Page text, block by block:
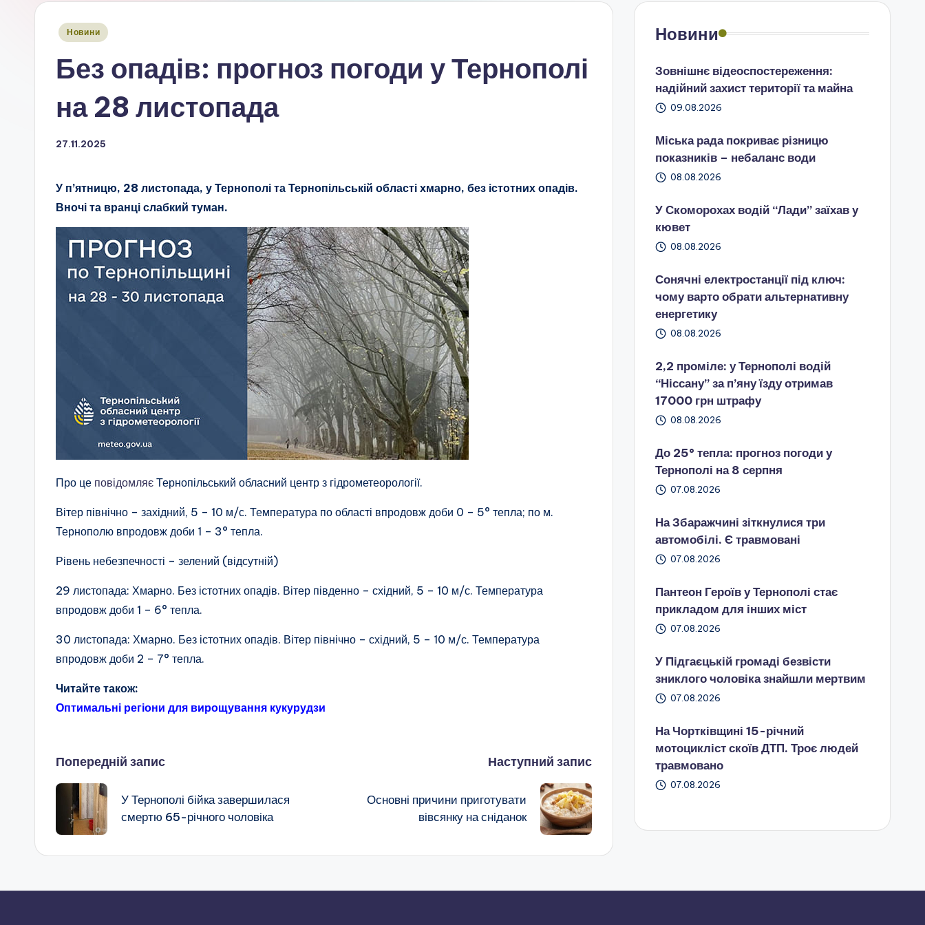
Опубліковано
Новини
Без опадів: прогноз погоди у Тернополі
на 28 листопада
27.11.2025
У п’ятницю, 28 листопада, у Тернополі та Тернопільській області хмарно, без істотних опадів.
Вночі та вранці слабкий туман.
Про це повідомляє Тернопільський обласний центр з гідрометеорології.
Вітер північно – західний, 5 – 10 м/с. Температура по області впродовж доби 0 – 5° тепла; по м.
Тернополю впродовж доби 1 – 3° тепла.
Рівень небезпечності – зелений (відсутній)
29 листопада: Хмарно. Без істотних опадів. Вітер південно – східний, 5 – 10 м/с. Температура
впродовж доби 1 – 6° тепла.
30 листопада: Хмарно. Без істотних опадів. Вітер північно – східний, 5 – 10 м/с. Температура
впродовж доби 2 – 7° тепла.
Читайте також:
Оптимальні регіони для вирощування кукурудзи
Навігація
по
запису
Попередній запис
У Тернополі бійка завершилася
смертю 65-річного чоловіка
Наступний запис
Основні причини приготувати
вівсянку на сніданок
Новини
Зовнішнє відеоспостереження:
надійний захист території та майна
09.08.2026
Міська рада покриває різницю
показників – небаланс води
08.08.2026
У Скоморохах водій “Лади” заїхав у
кювет
08.08.2026
Сонячні електростанції під ключ:
чому варто обрати альтернативну
енергетику
08.08.2026
2,2 проміле: у Тернополі водій
“Ніссану” за п’яну їзду отримав
17000 грн штрафу
08.08.2026
До 25° тепла: прогноз погоди у
Тернополі на 8 серпня
07.08.2026
На Збаражчині зіткнулися три
автомобілі. Є травмовані
07.08.2026
Пантеон Героїв у Тернополі стає
прикладом для інших міст
07.08.2026
У Підгаєцькій громаді безвісти
зниклого чоловіка знайшли мертвим
07.08.2026
На Чортківщині 15-річний
мотоцикліст скоїв ДТП. Троє людей
травмовано
07.08.2026